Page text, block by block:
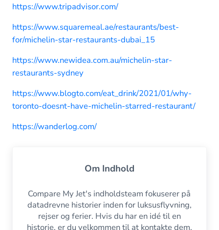
https://www.tripadvisor.com/
https://www.squaremeal.ae/restaurants/best-
for/michelin-star-restaurants-dubai_15
https://www.newidea.com.au/michelin-star-
restaurants-sydney
https://www.blogto.com/eat_drink/2021/01/why-
toronto-doesnt-have-michelin-starred-restaurant/
https://wanderlog.com/
Om Indhold
Compare My Jet's indholdsteam fokuserer på
datadrevne historier inden for luksusflyvning,
rejser og ferier. Hvis du har en idé til en
historie, er du velkommen til at kontakte dem.